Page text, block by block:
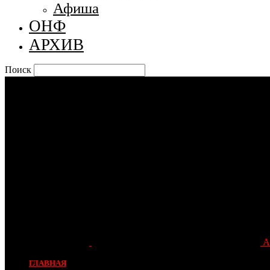
Афиша
ОНФ
АРХИВ
Поиск
ГЛАВНАЯ